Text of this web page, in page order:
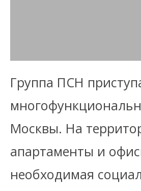
Группа ПСН
Москвы. На
апартаменты и
необходимая